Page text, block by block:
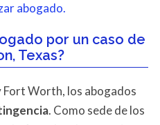
abogado.
por un caso de
Texas?
Fort Worth, los abogados
. Como sede de los